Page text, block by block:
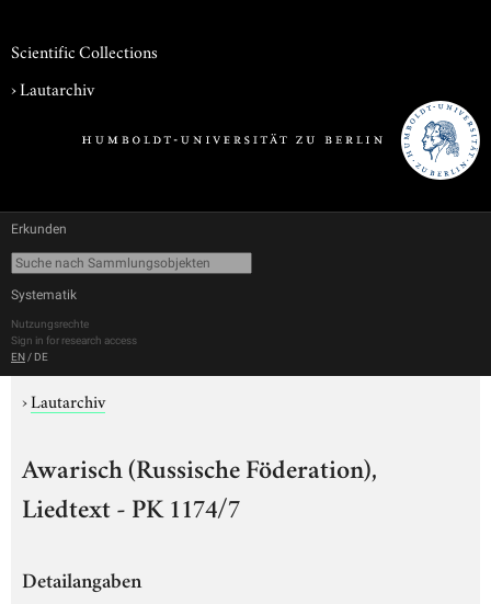
Scientific Collections
›Lautarchiv
Erkunden
Systematik
Nutzungsrechte
Sign in for research access
EN / DE
›Lautarchiv
Awarisch (Russische Föderation),
Liedtext - PK 1174/7
Detailangaben